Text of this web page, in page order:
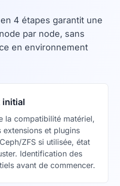
4 étapes garantit une
par node, sans
en environnement
initial
la compatibilité matériel,
extensions et plugins
ZFS si utilisée, état
Identification des
avant de commencer.